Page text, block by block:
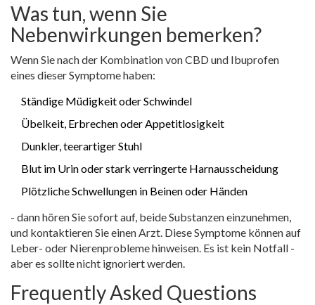
Was tun, wenn Sie
Nebenwirkungen bemerken?
Wenn Sie nach der Kombination von CBD und Ibuprofen
eines dieser Symptome haben:
Ständige Müdigkeit oder Schwindel
Übelkeit, Erbrechen oder Appetitlosigkeit
Dunkler, teerartiger Stuhl
Blut im Urin oder stark verringerte Harnausscheidung
Plötzliche Schwellungen in Beinen oder Händen
- dann hören Sie sofort auf, beide Substanzen einzunehmen,
und kontaktieren Sie einen Arzt. Diese Symptome können auf
Leber- oder Nierenprobleme hinweisen. Es ist kein Notfall -
aber es sollte nicht ignoriert werden.
Frequently Asked Questions